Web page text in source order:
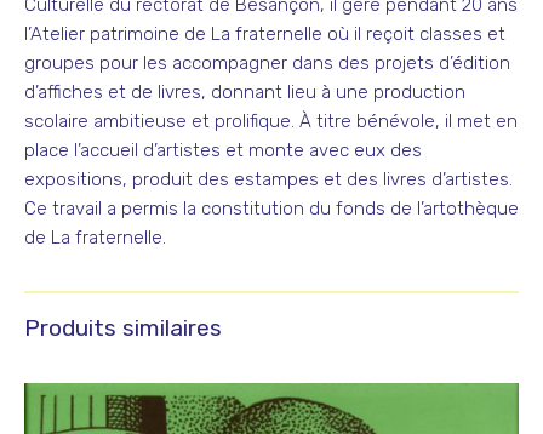
Culturelle du rectorat de Besançon, il gère pendant 20 ans
l’Atelier patrimoine de La fraternelle où il reçoit classes et
groupes pour les accompagner dans des projets d’édition
d’affiches et de livres, donnant lieu à une production
scolaire ambitieuse et prolifique. À titre bénévole, il met en
place l’accueil d’artistes et monte avec eux des
expositions, produit des estampes et des livres d’artistes.
Ce travail a permis la constitution du fonds de l’artothèque
de La fraternelle.
Produits similaires